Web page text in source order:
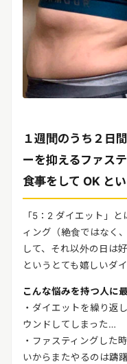
１週間のうち２日
ーを抑えるファス
食事をして OK と
「5：2 ダイエット」
ィング（絶食ではなく
して、それ以外の日は
というとても嬉しいダ
こんな悩みを持つ人に
・ダイエットを繰り
ウンドしてしまった…
・ファスティングした
いからまたやるのは躊